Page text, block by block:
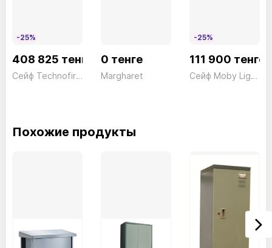
-25%
408 825 тенге
Сейф Technofire DPE/5P Электронный серый Technomax 51,5кг
0 тенге
Margharet
-25%
111 900 тенге
Сейф Moby Light 745/ACH Ключ белый Technomax 16кг
Похожие продукты